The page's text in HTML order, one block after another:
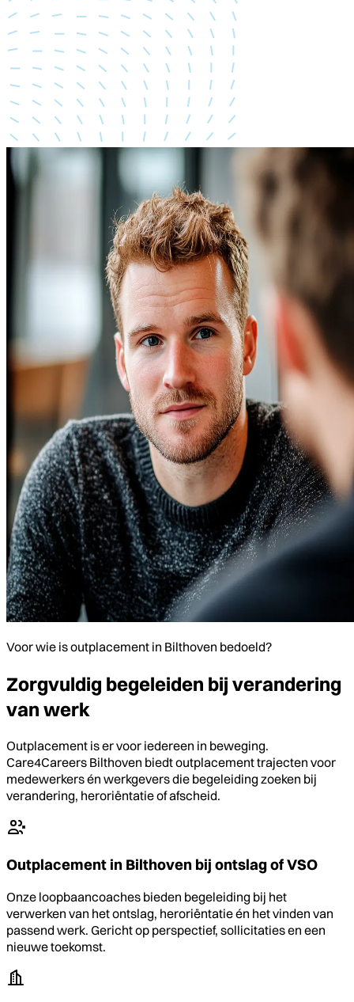
Voor wie is outplacement in Bilthoven bedoeld?
Zorgvuldig begeleiden bij verandering
van werk
Outplacement is er voor iedereen in beweging.
Care4Careers Bilthoven biedt outplacement trajecten voor
medewerkers én werkgevers die begeleiding zoeken bij
verandering, heroriëntatie of afscheid.
Outplacement in Bilthoven bij ontslag of VSO
Onze loopbaancoaches bieden begeleiding bij het
verwerken van het ontslag, heroriëntatie én het vinden van
passend werk. Gericht op perspectief, sollicitaties en een
nieuwe toekomst.